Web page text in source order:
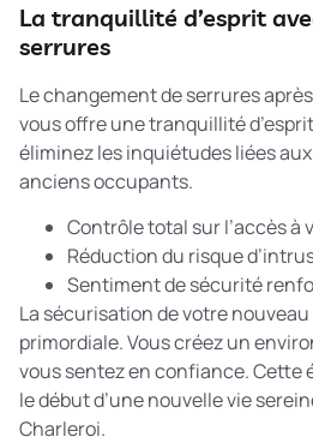
La tranquillité d’esprit
serrures
Le changement de serrures
vous offre une tranquillité
éliminez les inquiétudes liées
anciens occupants.
Contrôle total sur l’accès à
Réduction du risque
Sentiment de sécurité
La sécurisation de votre
primordiale. Vous créez un
vous sentez en confiance. Cette
le début d’une nouvelle vie
Charleroi.